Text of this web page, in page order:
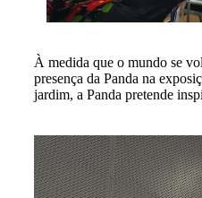
À medida que o mundo se
presença da Panda na
jardim, a Panda pretende